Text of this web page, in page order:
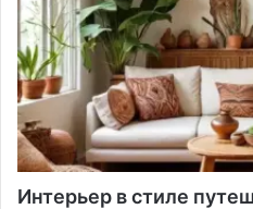
Интерьер в стиле